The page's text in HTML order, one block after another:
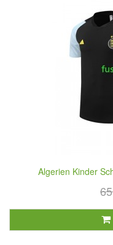
Algerien Kinder